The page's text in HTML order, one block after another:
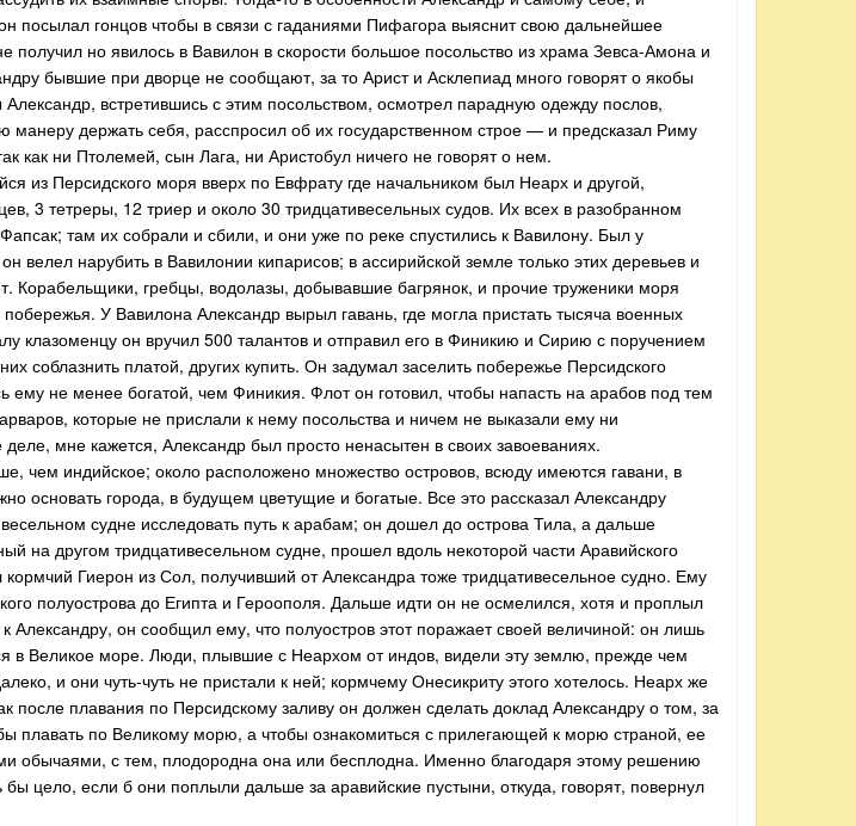
посылал гонцов чтобы в связи с гаданиями Пифагора выяснит свою дальнейшее
получил но явилось в Вавилон в скорости большое посольство из храма Зевса-Амона и
бывшие при дворце не сообщают, за то Арист и Асклепиад много говорят о якобы
встретившись с этим посольством, осмотрел парадную одежду послов,
манеру держать себя, расспросил об их государственном строе — и предсказал Риму
как ни Птолемей, сын Лага, ни Аристобул ничего не говорят о нем.
из Персидского моря вверх по Евфрату где начальником был Неарх и другой,
3 тетреры, 12 триер и около 30 тридцативесельных судов. Их всех в разобранном
там их собрали и сбили, и они уже по реке спустились к Вавилону. Был у
велел нарубить в Вавилонии кипарисов; в ассирийской земле только этих деревьев и
Корабельщики, гребцы, водолазы, добывавшие багрянок, и прочие труженики моря
У Вавилона Александр вырыл гавань, где могла пристать тысяча военных
клазоменцу он вручил 500 талантов и отправил его в Финикию и Сирию с поручением
соблазнить платой, других купить. Он задумал заселить побережье Персидского
ему не менее богатой, чем Финикия. Флот он готовил, чтобы напасть на арабов под тем
которые не прислали к нему посольства и ничем не выказали ему ни
мне кажется, Александр был просто ненасытен в своих завоеваниях.
чем индийское; около расположено множество островов, всюду имеются гавани, в
основать города, в будущем цветущие и богатые. Все это рассказал Александру
судне исследовать путь к арабам; он дошел до острова Тила, а дальше
на другом тридцативесельном судне, прошел вдоль некоторой части Аравийского
Гиерон из Сол, получивший от Александра тоже тридцативесельное судно. Ему
полуострова до Египта и Героополя. Дальше идти он не осмелился, хотя и проплыл
Александру, он сообщил ему, что полуостров этот поражает своей величиной: он лишь
в Великое море. Люди, плывшие с Неархом от индов, видели эту землю, прежде чем
и они чуть-чуть не пристали к ней; кормчему Онесикриту этого хотелось. Неарх же
после плавания по Персидскому заливу он должен сделать доклад Александру о том, за
плавать по Великому морю, а чтобы ознакомиться с прилегающей к морю страной, ее
обычаями, с тем, плодородна она или бесплодна. Именно благодаря этому решению
цело, если б они поплыли дальше за аравийские пустыни, откуда, говорят, повернул